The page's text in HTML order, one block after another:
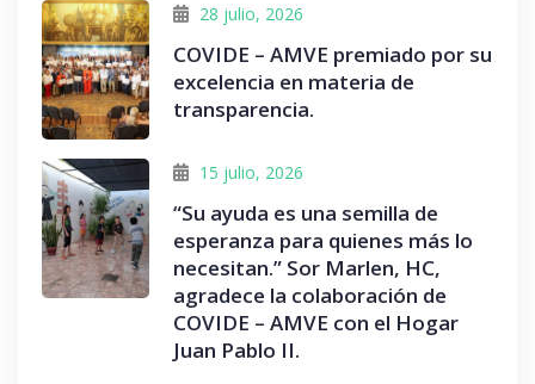
28 julio, 2026
COVIDE – AMVE premiado por su
excelencia en materia de
transparencia.
15 julio, 2026
“Su ayuda es una semilla de
esperanza para quienes más lo
necesitan.” Sor Marlen, HC,
agradece la colaboración de
COVIDE – AMVE con el Hogar
Juan Pablo II.